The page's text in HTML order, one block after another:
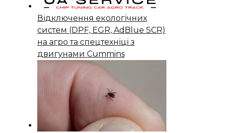
Відключення екологічних
систем (DPF, EGR, AdBlue SCR)
на агро та спецтехніці з
двигунами Cummins